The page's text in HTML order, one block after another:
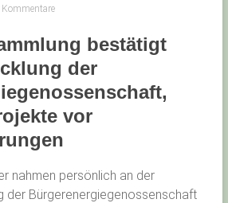
Kommentare
bestätigt
der
vor
nahmen persönlich an der
der Bürgerenergiegenossenschaft